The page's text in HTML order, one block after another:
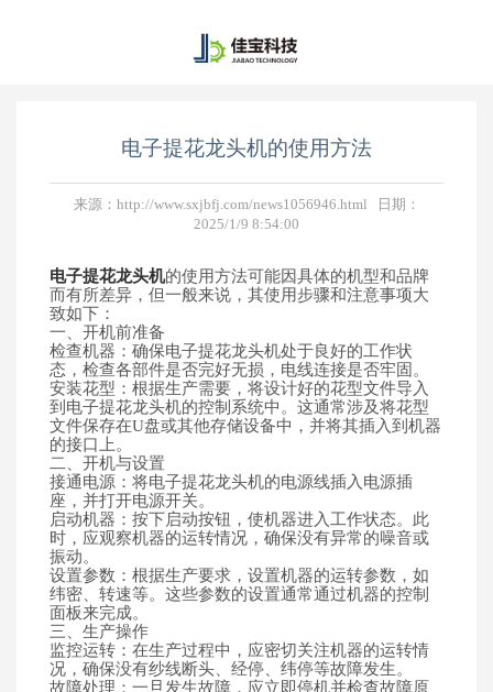
电子提花龙头机的使用方法
来源：http://www.sxjbfj.com/news1056946.html 日期：
2025/1/9 8:54:00
电子提花龙头机的使用方法可能因具体的机型和品牌
而有所差异，但一般来说，其使用步骤和注意事项大
致如下：
一、开机前准备
检查机器：确保电子提花龙头机处于良好的工作状
态，检查各部件是否完好无损，电线连接是否牢固。
安装花型：根据生产需要，将设计好的花型文件导入
到电子提花龙头机的控制系统中。这通常涉及将花型
文件保存在U盘或其他存储设备中，并将其插入到机器
的接口上。
二、开机与设置
接通电源：将电子提花龙头机的电源线插入电源插
座，并打开电源开关。
启动机器：按下启动按钮，使机器进入工作状态。此
时，应观察机器的运转情况，确保没有异常的噪音或
振动。
设置参数：根据生产要求，设置机器的运转参数，如
纬密、转速等。这些参数的设置通常通过机器的控制
面板来完成。
三、生产操作
监控运转：在生产过程中，应密切关注机器的运转情
况，确保没有纱线断头、经停、纬停等故障发生。
故障处理：一旦发生故障，应立即停机并检查故障原